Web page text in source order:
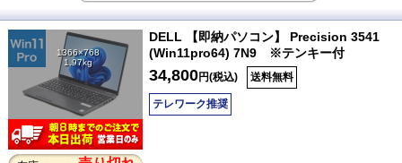
1366×768
1.97kg
DELL 【即納パソコン】 Precision 3541
(Win11pro64) 7N9 ※テンキー付
34,800円(税込) 送料無料
テレワーク推奨